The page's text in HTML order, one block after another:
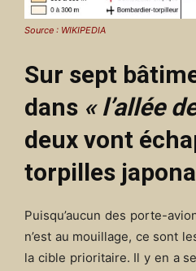
Source : WIKIPEDIA
Sur sept
dans « l’allée
deux vont
torpilles
Puisqu’aucun des porte-
n’est au mouillage, ce sont
la cible prioritaire. Il y en a